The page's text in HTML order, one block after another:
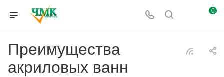
0
Преимущества
акриловых ванн